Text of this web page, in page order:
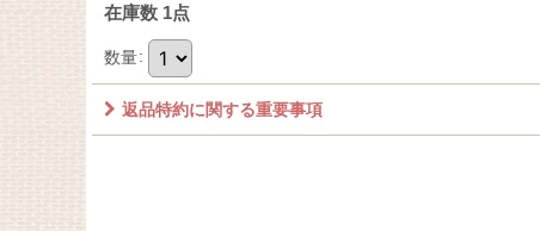
在庫数 1点
数量:
返品特約に関する重要事項